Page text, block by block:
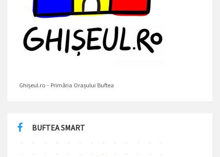
Ghișeul.ro - Primăria Orașului Buftea
BUFTEA SMART